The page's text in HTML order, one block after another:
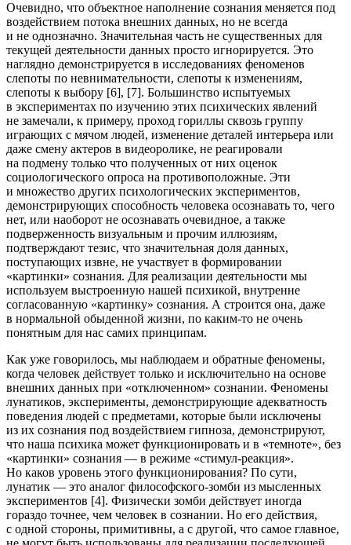
Очевидно, что объектное наполнение сознания меняется под
воздействием потока внешних данных, но не всегда
и не однозначно. Значительная часть не существенных для
текущей деятельности данных просто игнорируется. Это
наглядно демонстрируется в исследованиях феноменов
слепоты по невнимательности, слепоты к изменениям,
слепоты к выбору [6], [7]. Большинство испытуемых
в экспериментах по изучению этих психических явлений
не замечали, к примеру, проход гориллы сквозь группу
играющих с мячом людей, изменение деталей интерьера или
даже смену актеров в видеоролике, не реагировали
на подмену только что полученных от них оценок
социологического опроса на противоположные. Эти
и множество других психологических экспериментов,
демонстрирующих способность человека осознавать то, чего
нет, или наоборот не осознавать очевидное, а также
подверженность визуальным и прочим иллюзиям,
подтверждают тезис, что значительная доля данных,
поступающих извне, не участвует в формировании
«картинки» сознания. Для реализации деятельности мы
используем выстроенную нашей психикой, внутренне
согласованную «картинку» сознания. А строится она, даже
в нормальной обыденной жизни, по каким-то не очень
понятным для нас самих принципам.
Как уже говорилось, мы наблюдаем и обратные феномены,
когда человек действует только и исключительно на основе
внешних данных при «отключенном» сознании. Феномены
лунатиков, эксперименты, демонстрирующие адекватность
поведения людей с предметами, которые были исключены
из их сознания под воздействием гипноза, демонстрируют,
что наша психика может функционировать и в «темноте», без
«картинки» сознания — в режиме «стимул-реакция».
Но каков уровень этого функционирования? По сути,
лунатик — это аналог философского-зомби из мысленных
экспериментов [4]. Физически зомби действует иногда
гораздо точнее, чем человек в сознании. Но его действия,
с одной стороны, примитивны, а с другой, что самое главное,